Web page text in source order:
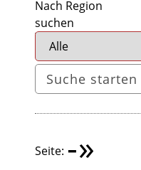
Nach Region
suchen
Seite: -»